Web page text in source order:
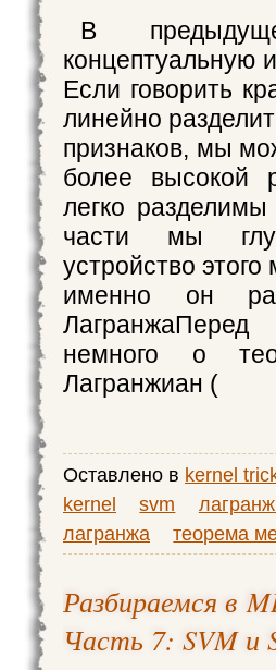
В
концептуальную
Если говорить
линейно
признаков, мы
более высокой
легко
части мы
устройство
именно он
немного о
Лагранжиан (
Оставлено в kernel
kernel
svm
лагранжа
теорема
Разбираемся в
Часть 7: SVM и